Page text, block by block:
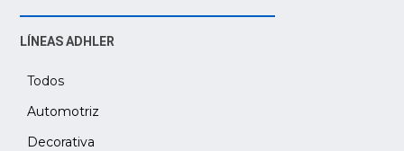
LÍNEAS ADHLER
Automotriz
Decorativa
Todos